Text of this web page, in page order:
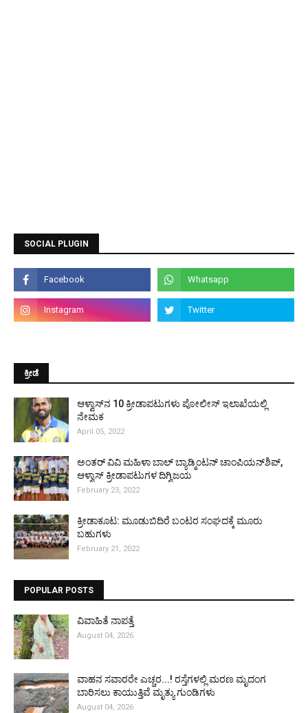
SOCIAL PLUGIN
ಕ್ರೀಡೆ
ಆಳ್ವಾಸ್‌ನ 10 ಕ್ರೀಡಾಪಟುಗಳು ಪೋಲೀಸ್ ಇಲಾಖೆಯಲ್ಲಿ
ನೇಮಕ
April 05, 2022
ಅಂತರ್ ವಿವಿ ಮಹಿಳಾ ಬಾಲ್ ಬ್ಯಾಡ್ಮಿಂಟನ್ ಚಾಂಪಿಯನ್‌ಶಿಪ್,
ಆಳ್ವಾಸ್ ಕ್ರೀಡಾಪಟುಗಳ ದಿಗ್ವಿಜಯ
February 23, 2022
ಕ್ರೀಡಾಕೂಟ: ಮೂಡುಬಿದಿರೆ ಬಂಟರ ಸಂಘದಕ್ಕೆ ಮೂರು
ಬಹುಗಳು
February 21, 2022
POPULAR POSTS
ವಿವಾಹಿತೆ ನಾಪತ್ತೆ
August 04, 2026
ವಾಹನ ಸವಾರರೇ ಎಚ್ಚರ...! ರಸ್ತೆಗಳಲ್ಲಿ ಮರಣ ಮೃದಂಗ
ಬಾರಿಸಲು ಕಾಯುತ್ತಿವೆ ಮೃತ್ಯು ಗುಂಡಿಗಳು
August 04, 2026